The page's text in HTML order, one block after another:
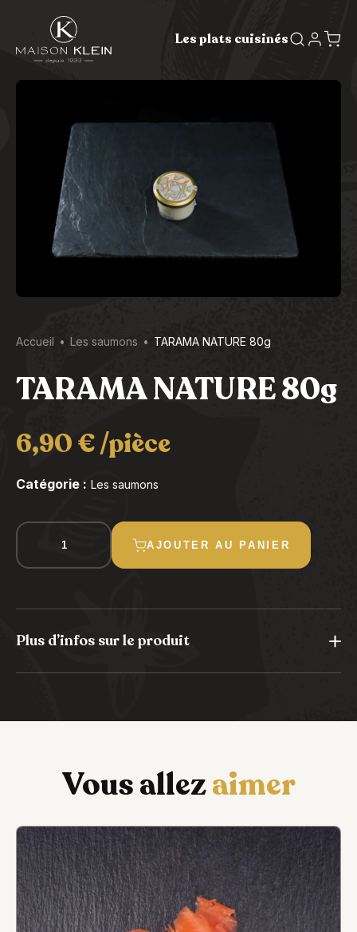
Les plats cuisinés
Accueil Les saumons TARAMA NATURE 80g
TARAMA NATURE 80g
6,90€/pièce
Catégorie : Les saumons
quantité
TARAMA
80g
AJOUTER AU PANIER
Plus d’infos sur le produit
Vous allezaimer